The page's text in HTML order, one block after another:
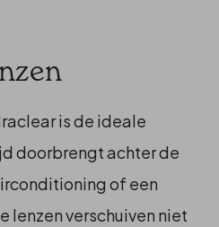
is de ideale
doorbrengt achter de
of een
lenzen verschuiven niet